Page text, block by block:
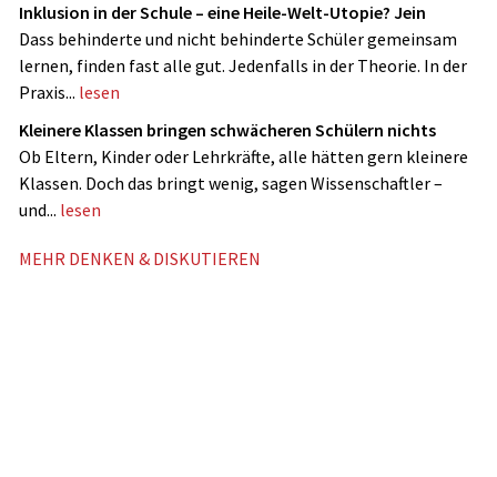
Inklusion in der Schule – eine Heile-Welt-Utopie? Jein
Dass behinderte und nicht ­behinderte Schüler gemeinsam
lernen, finden fast alle gut. Jedenfalls in der Theorie. In der
Praxis... lesen
Kleinere Klassen bringen schwächeren Schülern nichts
Ob Eltern, Kinder oder Lehrkräfte, alle hätten gern kleinere
Klassen. Doch das bringt wenig, sagen Wissenschaftler –
und... lesen
MEHR DENKEN & DISKUTIEREN